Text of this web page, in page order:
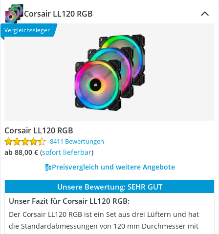
Corsair LL120 RGB
Vergleichssieger
Corsair LL120 RGB
8411 Bewertungen
ab 88,00 € ( Sofort lieferbar)
Preisvergleich und weitere Angebote
Unsere Bewertung: SEHR GUT
Unser Fazit für Corsair LL120 RGB:
Der Corsair LL120 RGB ist ein Set aus drei Lüftern und hat
die Standardabmessungen von 120 mm Durchmesser mit